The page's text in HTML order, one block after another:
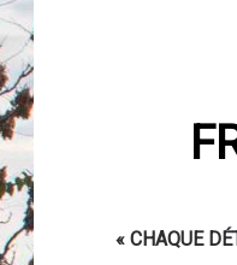
« CHAQUE